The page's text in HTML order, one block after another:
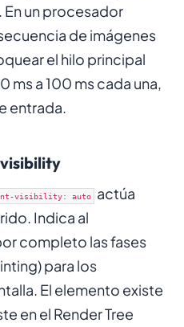
un procesador
de imágenes
el hilo principal
ms a 100 ms cada una,
entrada.
visibility: auto actúa
Indica al
completo las fases
para los
El elemento existe
en el Render Tree